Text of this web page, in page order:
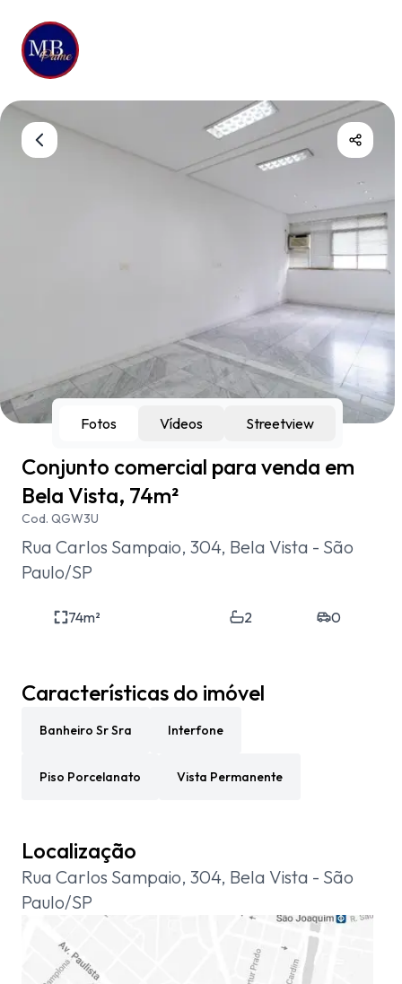
Fotos Vídeos Streetview
Conjunto comercial para venda em
Bela Vista, 74m²
Cod. QGW3U
Rua Carlos Sampaio, 304, Bela Vista - São
Paulo/SP
74m² 2 0
Características do imóvel
Banheiro Sr Sra Interfone
Piso Porcelanato Vista Permanente
Localização
Rua Carlos Sampaio, 304, Bela Vista - São
Paulo/SP